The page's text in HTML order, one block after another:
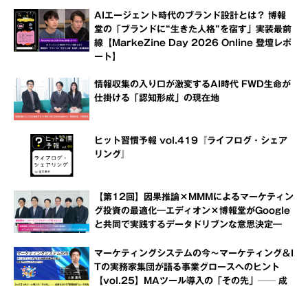
AIエージェント時代のブランド設計とは？ 博報
堂の「ブランドに“生きた人格”を宿す」実装最前
線【MarkeZine Day 2026 Online 登壇レポ
ート】
情報収集の入り口が激変するAI時代 FWD生命が
仕掛ける「認知形成」の現在地
ヒット習慣予報 vol.419『ライフログ・シェア
リング』
【第12回】因果推論×MMMによるマーケティン
グ投資の最適化―エディオン×博報堂がGoogle
と共同で実践するデータドリブンな意思決定―
マーケティングシステムの今～マーケティング＆I
Tの実務家集団が語る事業グロースへのヒント
【vol.25】MAツール導入の「その先」── 成